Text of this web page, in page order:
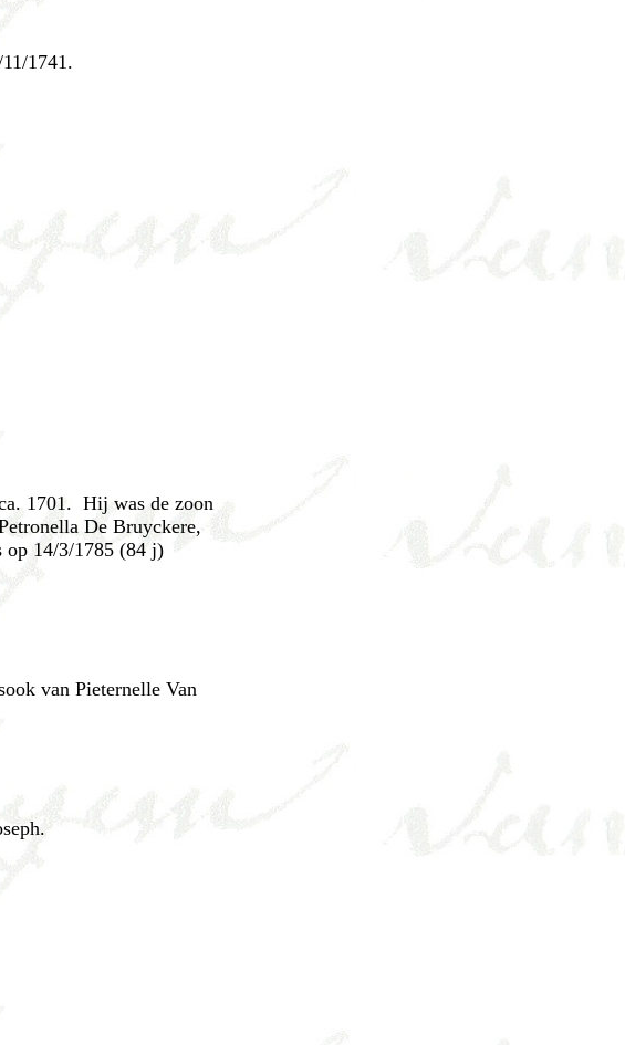
1741.
1701. Hij was de zoon
De Bruyckere,
op 14/3/1785 (84 j)
van Pieternelle Van